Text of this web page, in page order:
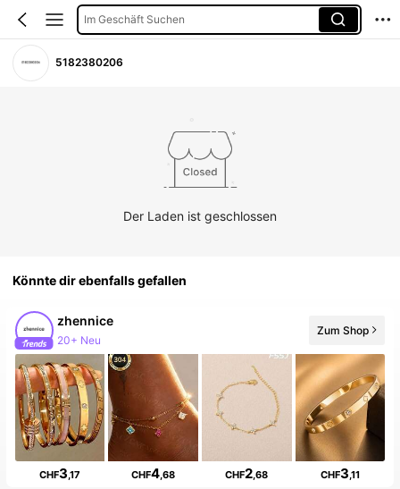
Im Geschäft Suchen
5182380206
Der Laden ist geschlossen
Könnte dir ebenfalls gefallen
zhennice
20+ Neu
Zum Shop
CHF3 ,17 CHF4 ,68 CHF2 ,68 CHF3 ,11